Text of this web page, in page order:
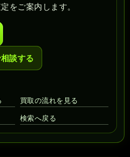
をご案内します。
談する
買取の流れを見る
検索へ戻る